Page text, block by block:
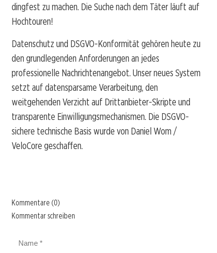
dingfest zu machen. Die Suche nach dem Täter läuft auf
Hochtouren!
Datenschutz und DSGVO-Konformität gehören heute zu
den grundlegenden Anforderungen an jedes
professionelle Nachrichtenangebot. Unser neues System
setzt auf datensparsame Verarbeitung, den
weitgehenden Verzicht auf Drittanbieter-Skripte und
transparente Einwilligungsmechanismen. Die DSGVO-
sichere technische Basis wurde von Daniel Wom /
VeloCore geschaffen.
Kommentare (0)
Kommentar schreiben